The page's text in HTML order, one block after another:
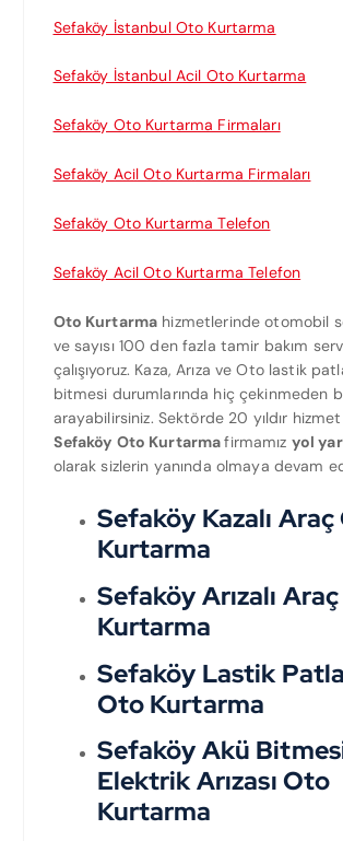
Sefaköy İstanbul Oto Kurtarma
Sefaköy İstanbul Acil Oto Kurtarma
Sefaköy Oto Kurtarma Firmaları
Sefaköy Acil Oto Kurtarma Firmaları
Sefaköy Oto Kurtarma Telefon
Sefaköy Acil Oto Kurtarma Telefon
Oto Kurtarma hizmetlerinde otomobil
ve sayısı 100 den fazla tamir bakım
çalışıyoruz. Kaza, Arıza ve Oto lastik
bitmesi durumlarında hiç çekinmeden
arayabilirsiniz. Sektörde 20 yıldır
Sefaköy Oto Kurtarmafirmamız yol
olarak sizlerin yanında olmaya devam
Sefaköy Kazalı
Kurtarma
Sefaköy Arızalı
Kurtarma
Sefaköy Lastik
Oto Kurtarma
Sefaköy Akü
Elektrik Arızası Oto
Kurtarma